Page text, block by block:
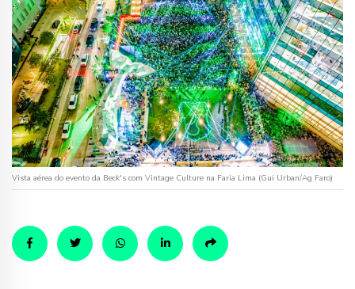
Vista aérea do evento da Beck's com Vintage Culture na Faria Lima (Gui Urban/Ag Faro)